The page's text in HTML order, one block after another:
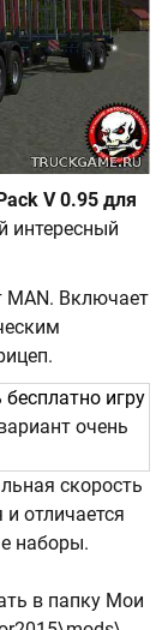
V 0.95 для
интересный
MAN. Включает
бесплатно игру
очень
скорость
отличается
наборы.
в папку Мои